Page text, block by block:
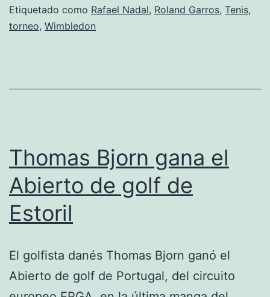
tras
vencer
Etiquetado como Rafael Nadal, Roland Garros, Tenis,
torneo, Wimbledon
Thomas Bjorn gana el
Abierto de golf de
Estoril
El golfista danés Thomas Bjorn ganó el
Abierto de golf de Portugal, del circuito